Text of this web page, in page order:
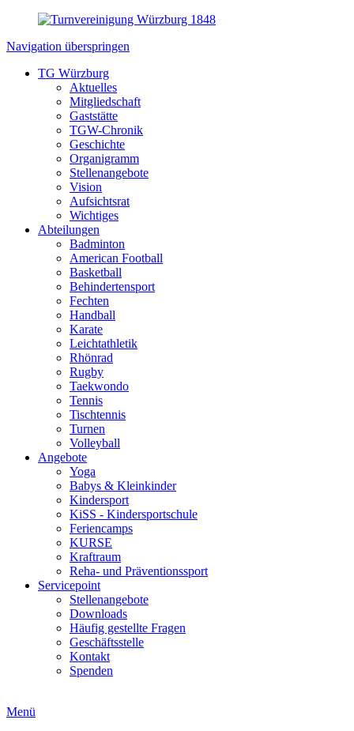
Navigation überspringen
TG Würzburg
Aktuelles
Mitgliedschaft
Gaststätte
TGW-Chronik
Geschichte
Organigramm
Stellenangebote
Vision
Aufsichtsrat
Wichtiges
Abteilungen
Badminton
American Football
Basketball
Behindertensport
Fechten
Handball
Karate
Leichtathletik
Rhönrad
Rugby
Taekwondo
Tennis
Tischtennis
Turnen
Volleyball
Angebote
Yoga
Babys & Kleinkinder
Kindersport
KiSS - Kindersportschule
Feriencamps
KURSE
Kraftraum
Reha- und Präventionssport
Servicepoint
Stellenangebote
Downloads
Häufig gestellte Fragen
Geschäftsstelle
Kontakt
Spenden
Menü